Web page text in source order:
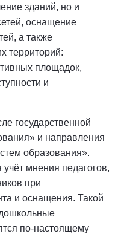
зданий, но и
оснащение
а также
территорий:
площадок,
и
государственной
и направления
образования».
мнения педагогов,
при
и оснащения. Такой
по-настоящему